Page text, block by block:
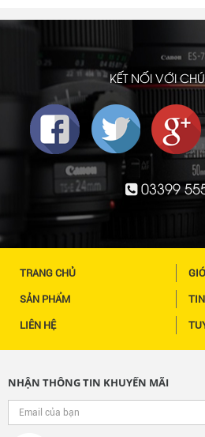
KẾT NỐI VỚI
03399
TRANG CHỦ
SẢN PHẨM
LIÊN HỆ
NHẬN THÔNG TIN KHUYẾN MÃI